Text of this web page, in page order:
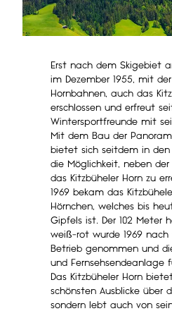
Erst nach dem Skigebiet
im Dezember 1955, mit
Hornbahnen, auch das
erschlossen und erfreut
Wintersportfreunde mit
Mit dem Bau der
bietet sich seitdem in
die Möglichkeit, neben
das Kitzbüheler Horn zu
1969 bekam das
Hörnchen, welches bis
Gipfels ist. Der 102 Meter
weiß-rot wurde 1969 nach
Betrieb genommen und
und Fernsehsendeanlage
Das Kitzbüheler Horn
schönsten Ausblicke über
sondern lebt auch von